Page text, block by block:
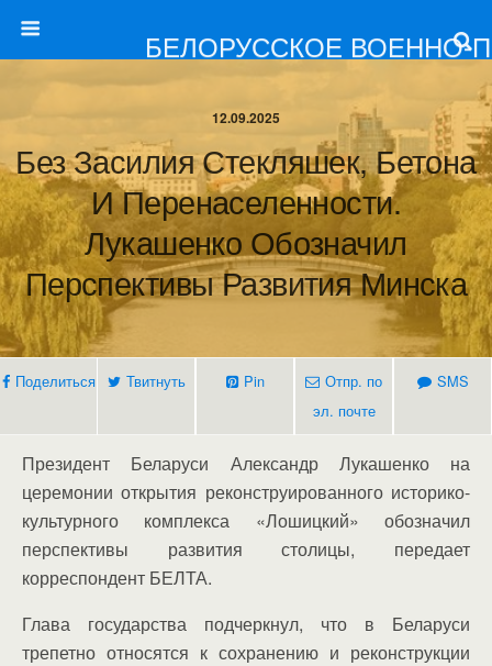
БЕЛОРУССКОЕ ВОЕННО-
12.09.2025
Без Засилия Стекляшек, Бетона
И Перенаселенности.
Лукашенко Обозначил
Перспективы Развития Минска
Поделиться Твитнуть Pin
Отпр. по
эл. почте
SMS
Президент Беларуси Александр Лукашенко на
церемонии открытия реконструированного историко-
культурного комплекса «Лошицкий» обозначил
перспективы развития столицы, передает
корреспондент БЕЛТА.
Глава государства подчеркнул, что в Беларуси
трепетно относятся к сохранению и реконструкции